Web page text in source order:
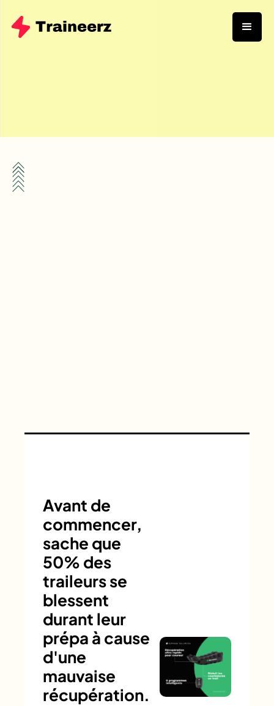
Avant de
commencer,
sache que
50% des
traileurs se
blessent
durant leur
prépa à cause
d'une
mauvaise
récupération.